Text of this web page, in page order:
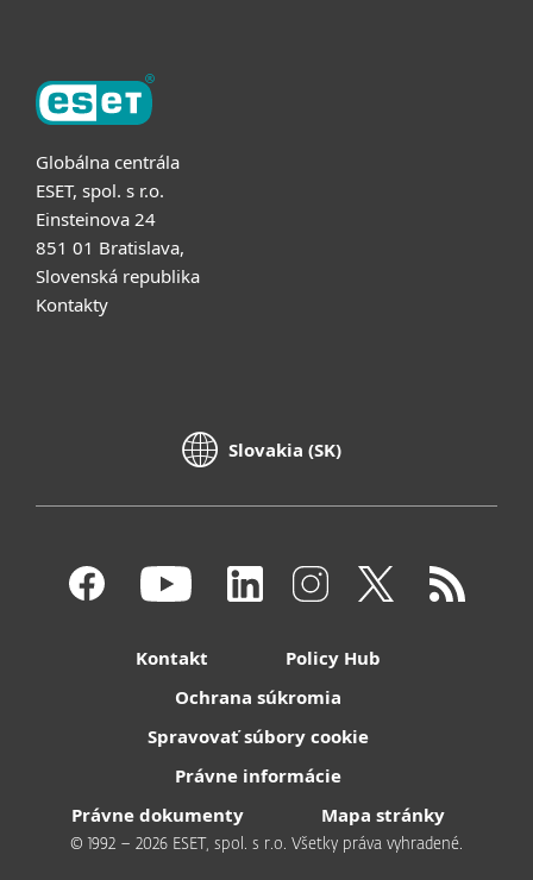
Globálna centrála
ESET, spol. s r.o.
Einsteinova 24
851 01 Bratislava,
Slovenská republika
Kontakty
Slovakia (SK)
Kontakt
Policy Hub
Ochrana súkromia
Spravovať súbory cookie
Právne informácie
Právne dokumenty
Mapa stránky
© 1992 – 2026 ESET, spol. s r.o. Všetky práva vyhradené.